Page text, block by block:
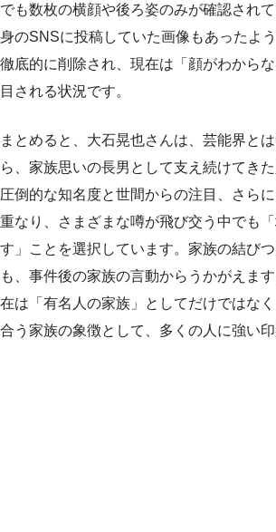
でも数枚の横顔や後ろ姿のみが確認され
身のSNSに投稿していた画像もあったよ
徹底的に削除され、現在は「顔がわから
目される状況です。
まとめると、大石晃也さんは、芸能界と
ら、家族思いの長男として支え続けてき
圧倒的な知名度と世間からの注目、さら
重なり、さまざまな噂が飛び交う中でも
す」ことを選択しています。家族の結び
も、事件後の家族の言動からうかがえま
在は「有名人の家族」としてだけではな
合う家族の象徴として、多くの人に強い印